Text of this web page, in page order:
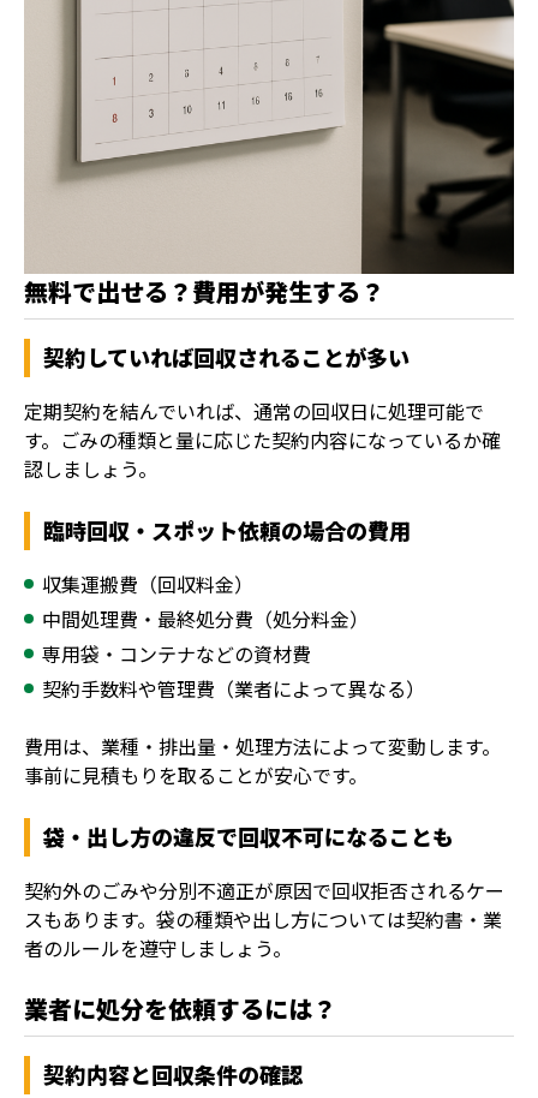
無料で出せる？費用が発生する？
契約していれば回収されることが多い
定期契約を結んでいれば、通常の回収日に処理可能で
す。ごみの種類と量に応じた契約内容になっているか確
認しましょう。
臨時回収・スポット依頼の場合の費用
収集運搬費（回収料金）
中間処理費・最終処分費（処分料金）
専用袋・コンテナなどの資材費
契約手数料や管理費（業者によって異なる）
費用は、業種・排出量・処理方法によって変動します。
事前に見積もりを取ることが安心です。
袋・出し方の違反で回収不可になることも
契約外のごみや分別不適正が原因で回収拒否されるケー
スもあります。袋の種類や出し方については契約書・業
者のルールを遵守しましょう。
業者に処分を依頼するには？
契約内容と回収条件の確認